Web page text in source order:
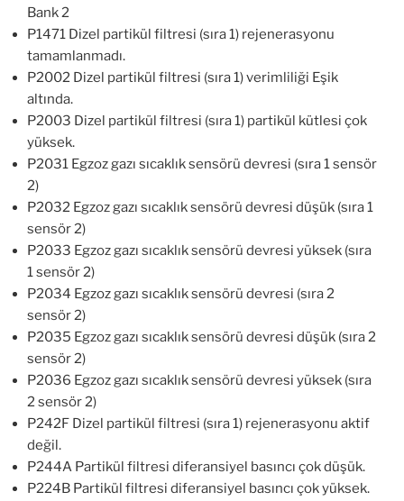
Bank 2
P1471 Dizel partikül filtresi (sıra 1) rejenerasyonu
tamamlanmadı.
P2002 Dizel partikül filtresi (sıra 1) verimliliği Eşik
altında.
P2003 Dizel partikül filtresi (sıra 1) partikül kütlesi çok
yüksek.
P2031 Egzoz gazı sıcaklık sensörü devresi (sıra 1 sensör
2)
P2032 Egzoz gazı sıcaklık sensörü devresi düşük (sıra 1
sensör 2)
P2033 Egzoz gazı sıcaklık sensörü devresi yüksek (sıra
1 sensör 2)
P2034 Egzoz gazı sıcaklık sensörü devresi (sıra 2
sensör 2)
P2035 Egzoz gazı sıcaklık sensörü devresi düşük (sıra 2
sensör 2)
P2036 Egzoz gazı sıcaklık sensörü devresi yüksek (sıra
2 sensör 2)
P242F Dizel partikül filtresi (sıra 1) rejenerasyonu aktif
değil.
P244A Partikül filtresi diferansiyel basıncı çok düşük.
P224B Partikül filtresi diferansiyel basıncı çok yüksek.